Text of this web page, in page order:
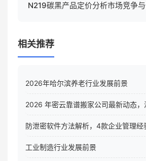
N219碳黑产品定价分析市场竞争
相关推荐
2026年哈尔滨养老行业发展前景
2026 年密云靠谱搬家公司最新动态，
防泄密软件方法解析，4款企业管理
工业制造行业发展前景